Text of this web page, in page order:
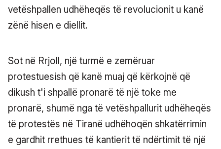
vetëshpallen udhëheqës të revolucionit u kanë
zënë hisen e diellit.
Sot në Rrjoll, një turmë e zemëruar
protestuesish që kanë muaj që kërkojnë që
dikush t'i shpallë pronarë të një toke me
pronarë, shumë nga të vetëshpallurit udhëheqës
të protestës në Tiranë udhëhoqën shkatërrimin
e gardhit rrethues të kantierit të ndërtimit të një